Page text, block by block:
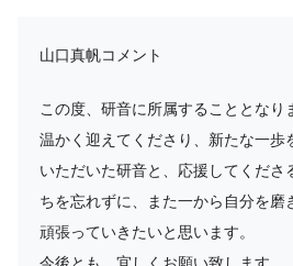
山口真帆コメント
この度、研音に所属することとなり
温かく迎えてくださり、新たな一歩
いただいた研音と、応援してくださ
ちを忘れずに、また一から自分を磨
頑張っていきたいと思います。
今後とも、宜しくお願い致します。